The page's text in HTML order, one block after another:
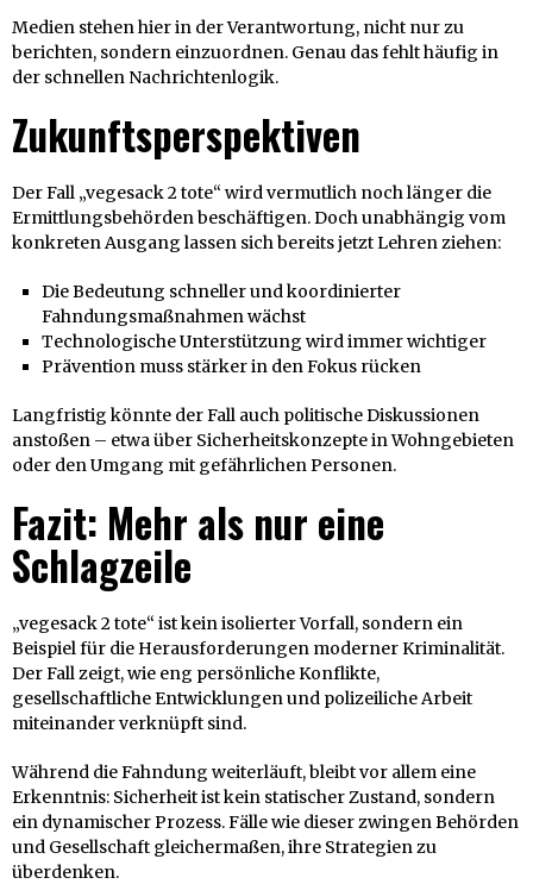
Medien stehen hier in der Verantwortung, nicht nur zu
berichten, sondern einzuordnen. Genau das fehlt häufig in
der schnellen Nachrichtenlogik.
Zukunftsperspektiven
Der Fall „vegesack 2 tote“ wird vermutlich noch länger die
Ermittlungsbehörden beschäftigen. Doch unabhängig vom
konkreten Ausgang lassen sich bereits jetzt Lehren ziehen:
Die Bedeutung schneller und koordinierter
Fahndungsmaßnahmen wächst
Technologische Unterstützung wird immer wichtiger
Prävention muss stärker in den Fokus rücken
Langfristig könnte der Fall auch politische Diskussionen
anstoßen – etwa über Sicherheitskonzepte in Wohngebieten
oder den Umgang mit gefährlichen Personen.
Fazit: Mehr als nur eine
Schlagzeile
„vegesack 2 tote“ ist kein isolierter Vorfall, sondern ein
Beispiel für die Herausforderungen moderner Kriminalität.
Der Fall zeigt, wie eng persönliche Konflikte,
gesellschaftliche Entwicklungen und polizeiliche Arbeit
miteinander verknüpft sind.
Während die Fahndung weiterläuft, bleibt vor allem eine
Erkenntnis: Sicherheit ist kein statischer Zustand, sondern
ein dynamischer Prozess. Fälle wie dieser zwingen Behörden
und Gesellschaft gleichermaßen, ihre Strategien zu
überdenken.